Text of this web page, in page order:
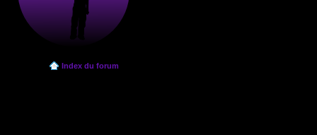
Index du forum